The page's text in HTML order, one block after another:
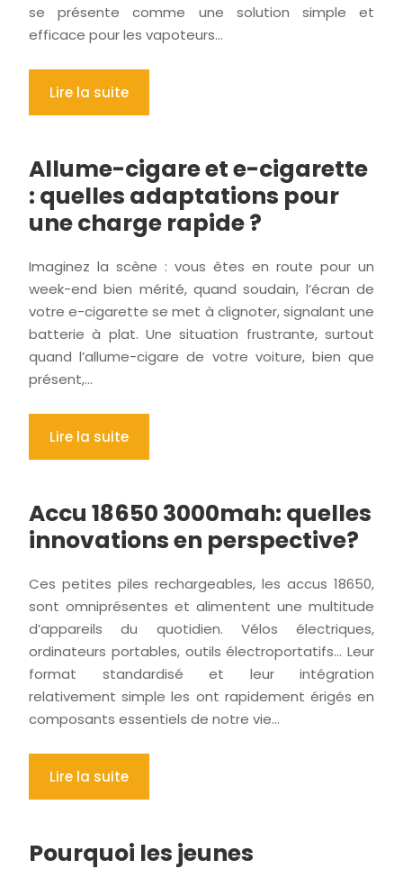
se présente comme une solution simple et
efficace pour les vapoteurs…
Lire la suite
Allume-cigare et e-cigarette
: quelles adaptations pour
une charge rapide ?
Imaginez la scène : vous êtes en route pour un
week-end bien mérité, quand soudain, l’écran de
votre e-cigarette se met à clignoter, signalant une
batterie à plat. Une situation frustrante, surtout
quand l’allume-cigare de votre voiture, bien que
présent,…
Lire la suite
Accu 18650 3000mah: quelles
innovations en perspective?
Ces petites piles rechargeables, les accus 18650,
sont omniprésentes et alimentent une multitude
d’appareils du quotidien. Vélos électriques,
ordinateurs portables, outils électroportatifs… Leur
format standardisé et leur intégration
relativement simple les ont rapidement érigés en
composants essentiels de notre vie…
Lire la suite
Pourquoi les jeunes